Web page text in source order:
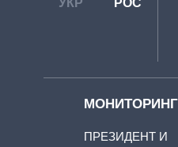
УКР РОС
МОНИТОРИНГ
ПРЕЗИДЕНТ И